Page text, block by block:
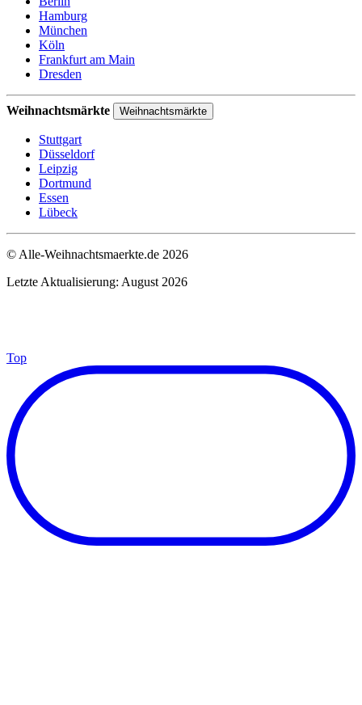
Hamburg
München
Köln
Frankfurt am Main
Dresden
Weihnachtsmärkte Weihnachtsmärkte
Stuttgart
Düsseldorf
Leipzig
Dortmund
Essen
Lübeck
© Alle-Weihnachtsmaerkte.de 2026
Letzte Aktualisierung: August 2026
Top